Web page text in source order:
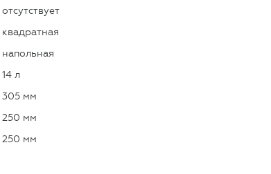
отсутствует
квадратная
напольная
14 л
305 мм
250 мм
250 мм